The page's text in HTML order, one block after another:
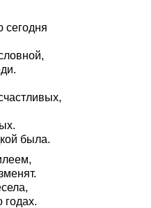
была.
годах.